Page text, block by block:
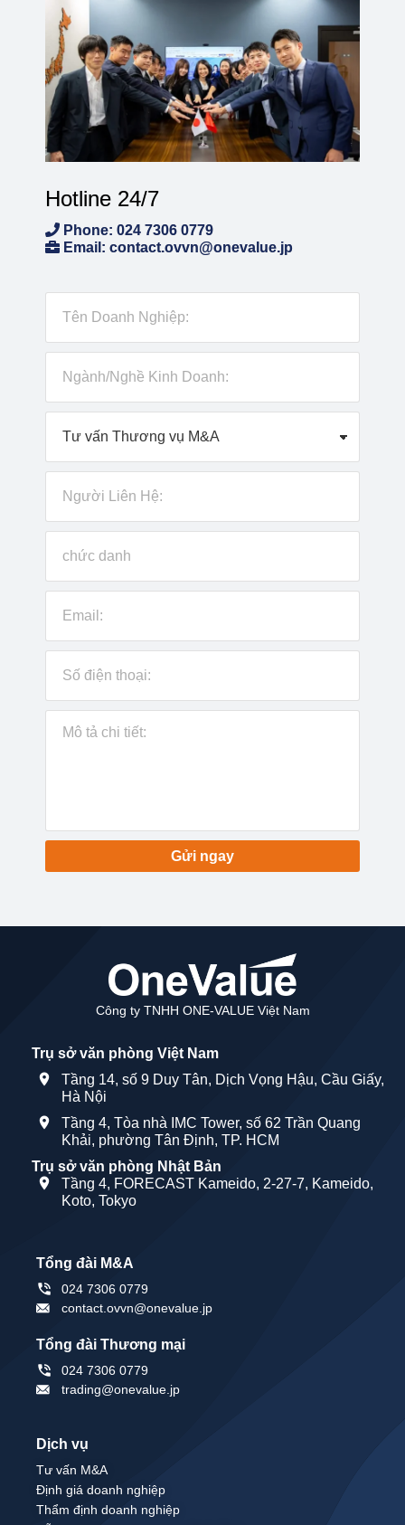
Hotline 24/7
Phone: 024 7306 0779
Email: contact.ovvn@onevalue.jp
Gửi ngay
Công ty TNHH ONE-VALUE Việt Nam
Trụ sở văn phòng Việt Nam
Tầng 14, số 9 Duy Tân, Dịch Vọng Hậu, Cầu Giấy,
Hà Nội
Tầng 4, Tòa nhà IMC Tower, số 62 Trần Quang
Khải, phường Tân Định, TP. HCM
Trụ sở văn phòng Nhật Bản
Tầng 4, FORECAST Kameido, 2-27-7, Kameido,
Koto, Tokyo
Tổng đài M&A
024 7306 0779
contact.ovvn@onevalue.jp
Tổng đài Thương mại
024 7306 0779
trading@onevalue.jp
Dịch vụ
Tư vấn M&A
Định giá doanh nghiệp
Thẩm định doanh nghiệp